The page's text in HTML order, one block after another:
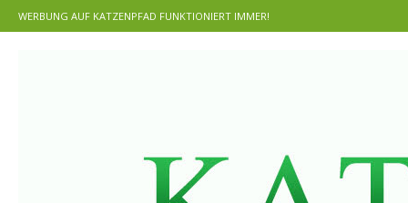
WERBUNG AUF KATZENPFAD FUNKTIONIERT IMMER!